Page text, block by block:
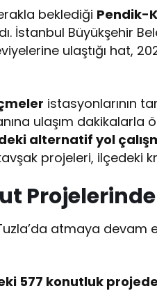
beklediği Pendik-
İstanbul Büyükşehir
ulaştığı hat,
istasyonlarının
ulaşım dakikalarla
alternatif yol
projeleri, ilçedeki
atmaya devam
577 konutluk projede